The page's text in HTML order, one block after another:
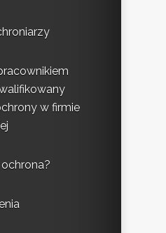
w firmie